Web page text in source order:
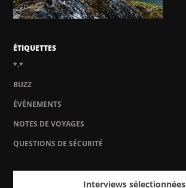
ÉTIQUETTES
*.*
BUZZ
ÉVÉNEMENTS
NOTES DE VOYAGES
QUESTIONS DE SÉCURITÉ
Interviews sélectionnées